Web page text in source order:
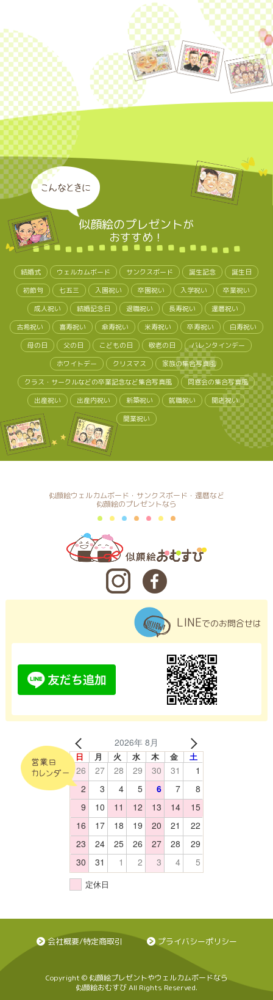
こんなときに
似顔絵のプレゼントが
おすすめ！
結婚式 ウェルカムボード サンクスボード 誕生記念
誕生日
初節句
七五三 入園祝い 卒園祝い 入学祝い
卒業祝い
成人祝い
結婚記念日 退職祝い 長寿祝い
還暦祝い
古希祝い
喜寿祝い 傘寿祝い 米寿祝い 卒寿祝い
白寿祝い
母の日
父の日 こどもの日 敬老の日
バレンタインデー
ホワイトデー
クリスマス
家族の集合写真風
クラス・サークルなどの卒業記念など集合写真風
同窓会の集合写真風
出産祝い
出産内祝い 新築祝い 就職祝い
開店祝い
開業祝い
似顔絵ウェルカムボード・サンクスボード・還暦など
似顔絵のプレゼントなら
LINEでのお問合せは
営業日
カレンダー
2026年 8月
日 月 火 水 木 金 土
26 27 28 29 30 31
1
2
3 4 5 6 7
8
9
10 11 12 13 14
15
16
17 18 19 20 21
22
23
24 25 26 27 28
29
30
31 1 2 3 4 5
定休日
会社概要/特定商取引 プライバシーポリシー
Copyright © 似顔絵プレゼントやウェルカムボードなら
似顔絵おむすび All Rights Reserved.